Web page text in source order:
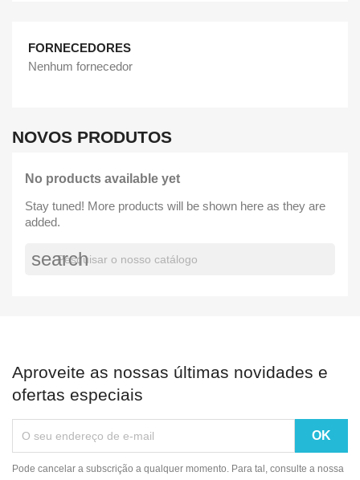
FORNECEDORES
Nenhum fornecedor
NOVOS PRODUTOS
No products available yet
Stay tuned! More products will be shown here as they are
added.
search
Aproveite as nossas últimas novidades e
ofertas especiais
Pode cancelar a subscrição a qualquer momento. Para tal, consulte a nossa